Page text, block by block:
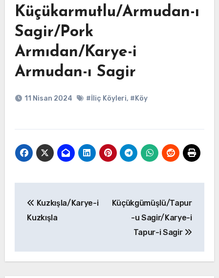
Küçükarmutlu/Armudan-ı
Sagir/Pork
Armıdan/Karye-i
Armudan-ı Sagir
11 Nisan 2024 #İliç Köyleri, #Köy
gezinmesi
Kuzkışla/Karye-i
Kuzkışla
Küçükgümüşlü/Tapur
-u Sagir/Karye-i
Tapur-i Sagir